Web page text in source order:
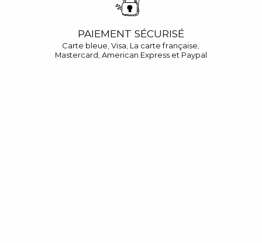
PAIEMENT SÉCURISÉ
Carte bleue, Visa, La carte française,
Mastercard, American Express et Paypal